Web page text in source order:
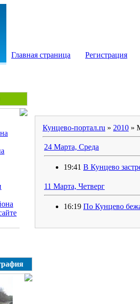
Главная страница Регистрация
Кунцево-портал.ru » 2010 »
24 Марта, Среда
19:41 В Кунцево
11 Марта, Четверг
16:19 По Кунцево